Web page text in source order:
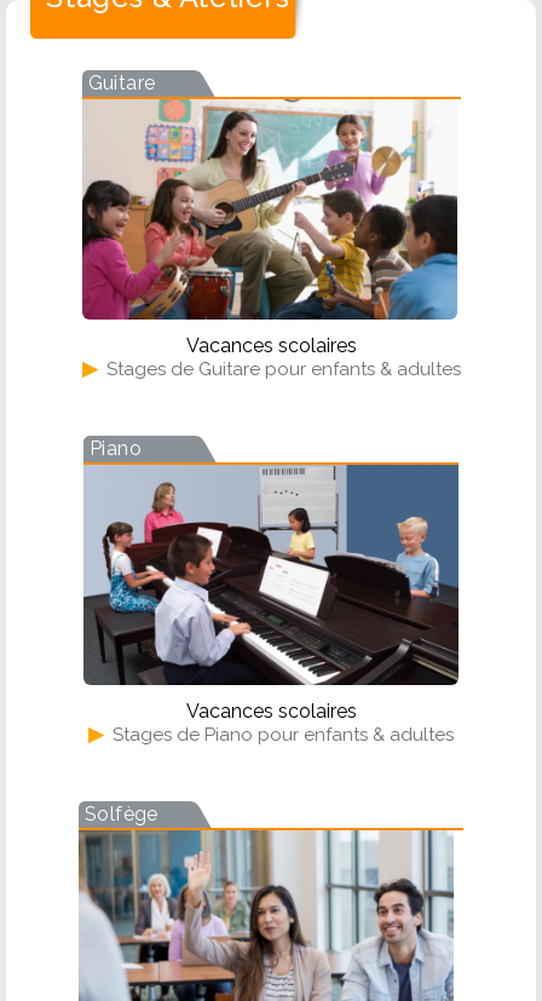
Guitare
Vacances scolaires
▶ Stages de Guitare pour enfants & adultes
Piano
Vacances scolaires
▶ Stages de Piano pour enfants & adultes
Solfège